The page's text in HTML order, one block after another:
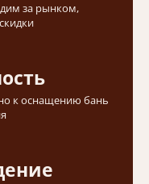
за рынком,
к оснащению бань